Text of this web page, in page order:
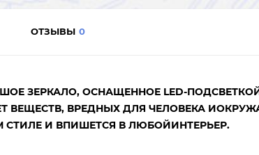
ОТЗЫВЫ 0
ЗЕРКАЛО, ОСНАЩЕННОЕ LED-
ВЕЩЕСТВ, ВРЕДНЫХ ДЛЯ ЧЕЛОВЕКА
И ВПИШЕТСЯ В ЛЮБОЙИНТЕРЬЕР.